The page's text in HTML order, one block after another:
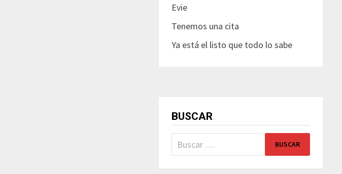
Evie
Tenemos una cita
Ya está el listo que todo lo sabe
BUSCAR
Buscar: